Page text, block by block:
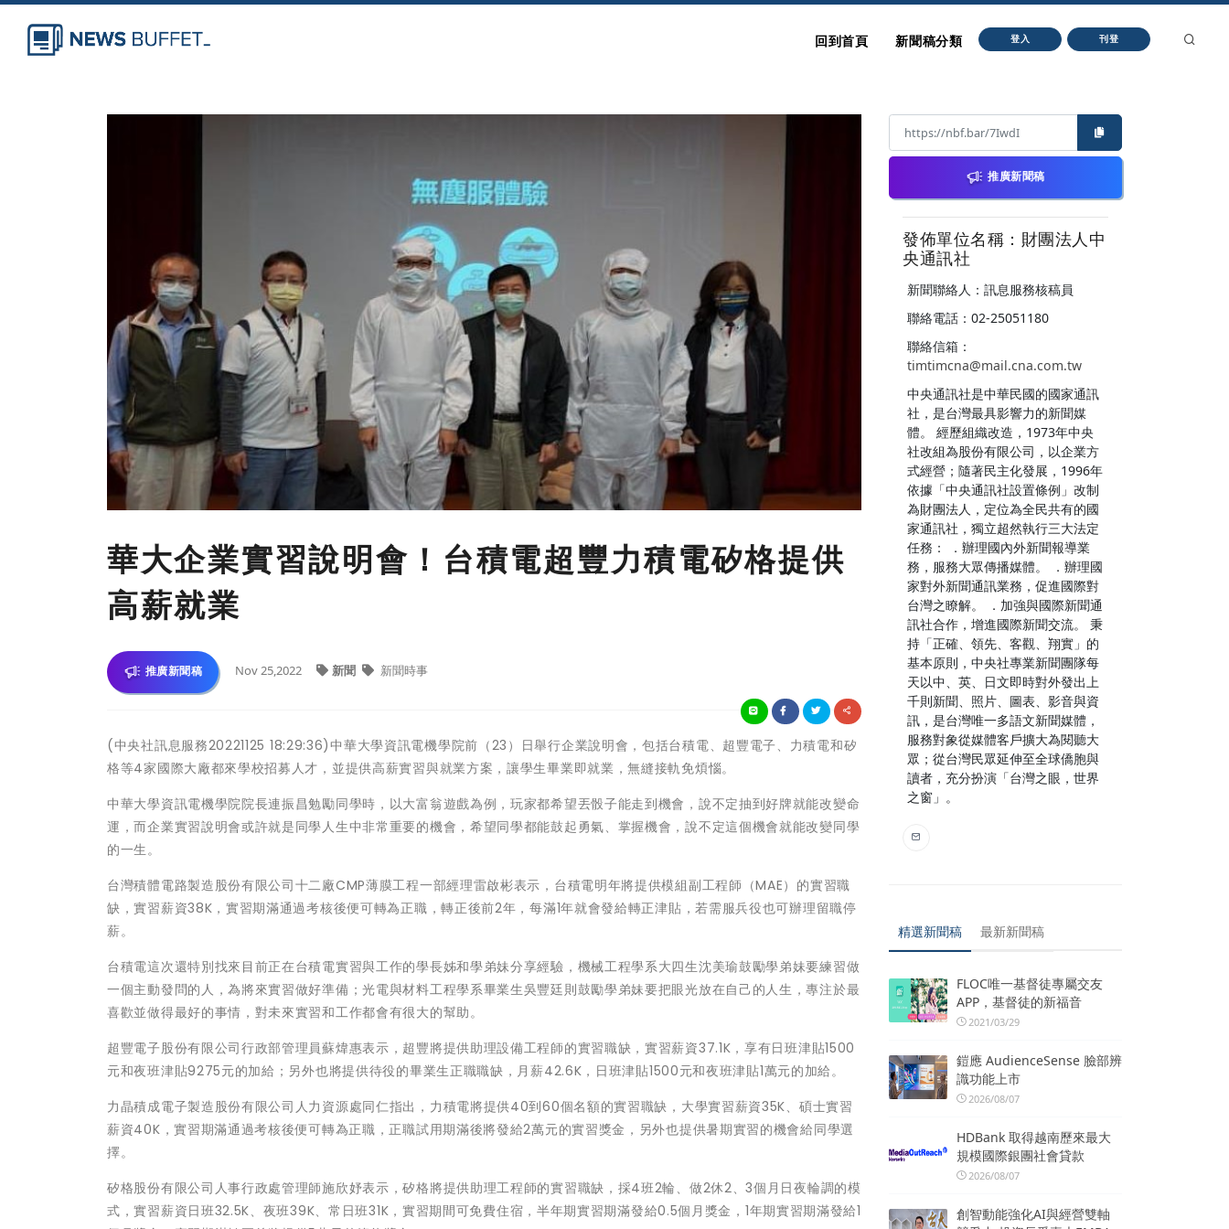
回到首頁 新聞稿分類 登入 刊登
華大企業實習說明會！台積電超豐力積電矽格提供
高薪就業
推廣新聞稿 Nov 25,2022 新聞 新聞時事
(中央社訊息服務20221125 18:29:36)中華大學資訊電機學院前（23）日舉行企業說明會，包括台積電、超豐電子、力積電和矽
格等4家國際大廠都來學校招募人才，並提供高薪實習與就業方案，讓學生畢業即就業，無縫接軌免煩惱。
中華大學資訊電機學院院長連振昌勉勵同學時，以大富翁遊戲為例，玩家都希望丟骰子能走到機會，說不定抽到好牌就能改變命
運，而企業實習說明會或許就是同學人生中非常重要的機會，希望同學都能鼓起勇氣、掌握機會，說不定這個機會就能改變同學
的一生。
台灣積體電路製造股份有限公司十二廠CMP薄膜工程一部經理雷啟彬表示，台積電明年將提供模組副工程師（MAE）的實習職
缺，實習薪資38K，實習期滿通過考核後便可轉為正職，轉正後前2年，每滿1年就會發給轉正津貼，若需服兵役也可辦理留職停
薪。
台積電這次還特別找來目前正在台積電實習與工作的學長姊和學弟妹分享經驗，機械工程學系大四生沈美瑜鼓勵學弟妹要練習做
一個主動發問的人，為將來實習做好準備；光電與材料工程學系畢業生吳豐廷則鼓勵學弟妹要把眼光放在自己的人生，專注於最
喜歡並做得最好的事情，對未來實習和工作都會有很大的幫助。
超豐電子股份有限公司行政部管理員蘇煒惠表示，超豐將提供助理設備工程師的實習職缺，實習薪資37.1K，享有日班津貼1500
元和夜班津貼9275元的加給；另外也將提供待役的畢業生正職職缺，月薪42.6K，日班津貼1500元和夜班津貼1萬元的加給。
力晶積成電子製造股份有限公司人力資源處同仁指出，力積電將提供40到60個名額的實習職缺，大學實習薪資35K、碩士實習
薪資40K，實習期滿通過考核後便可轉為正職，正職試用期滿後將發給2萬元的實習獎金，另外也提供暑期實習的機會給同學選
擇。
矽格股份有限公司人事行政處管理師施欣妤表示，矽格將提供助理工程師的實習職缺，採4班2輪、做2休2、3個月日夜輪調的模
式，實習薪資日班32.5K、夜班39K、常日班31K，實習期間可免費住宿，半年期實習期滿發給0.5個月獎金，1年期實習期滿發給1
推廣新聞稿
發佈單位名稱：財團法人中
央通訊社
新聞聯絡人：訊息服務核稿員
聯絡電話：02-25051180
聯絡信箱：
timtimcna@mail.cna.com.tw
中央通訊社是中華民國的國家通訊
社，是台灣最具影響力的新聞媒
體。 經歷組織改造，1973年中央
社改組為股份有限公司，以企業方
式經營；隨著民主化發展，1996年
依據「中央通訊社設置條例」改制
為財團法人，定位為全民共有的國
家通訊社，獨立超然執行三大法定
任務： ．辦理國內外新聞報導業
務，服務大眾傳播媒體。 ．辦理國
家對外新聞通訊業務，促進國際對
台灣之瞭解。 ．加強與國際新聞通
訊社合作，增進國際新聞交流。 秉
持「正確、領先、客觀、翔實」的
基本原則，中央社專業新聞團隊每
天以中、英、日文即時對外發出上
千則新聞、照片、圖表、影音與資
訊，是台灣唯一多語文新聞媒體，
服務對象從媒體客戶擴大為閱聽大
眾；從台灣民眾延伸至全球僑胞與
讀者，充分扮演「台灣之眼，世界
之窗」。
精選新聞稿 最新新聞稿
FLOC唯一基督徒專屬交友
APP，基督徒的新福音
2021/03/29
鎧應 AudienceSense 臉部辨
識功能上市
2026/08/07
HDBank 取得越南歷來最大
規模國際銀團社會貸款
2026/08/07
創智動能強化AI與經營雙軸